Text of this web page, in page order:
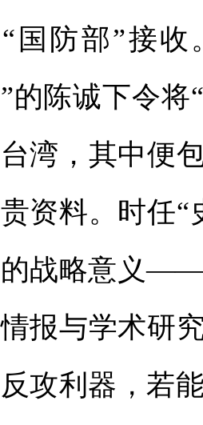
国防部”接收
的陈诚下令将
湾，其中便
资料。时任“
战略意义——
报与学术研
攻利器，若